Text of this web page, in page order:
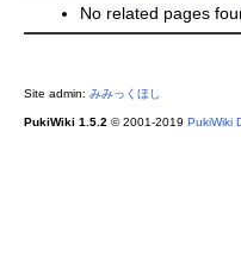
No related pages
Site admin: みみっくほし
PukiWiki 1.5.2 © 2001-2019 PukiWiki